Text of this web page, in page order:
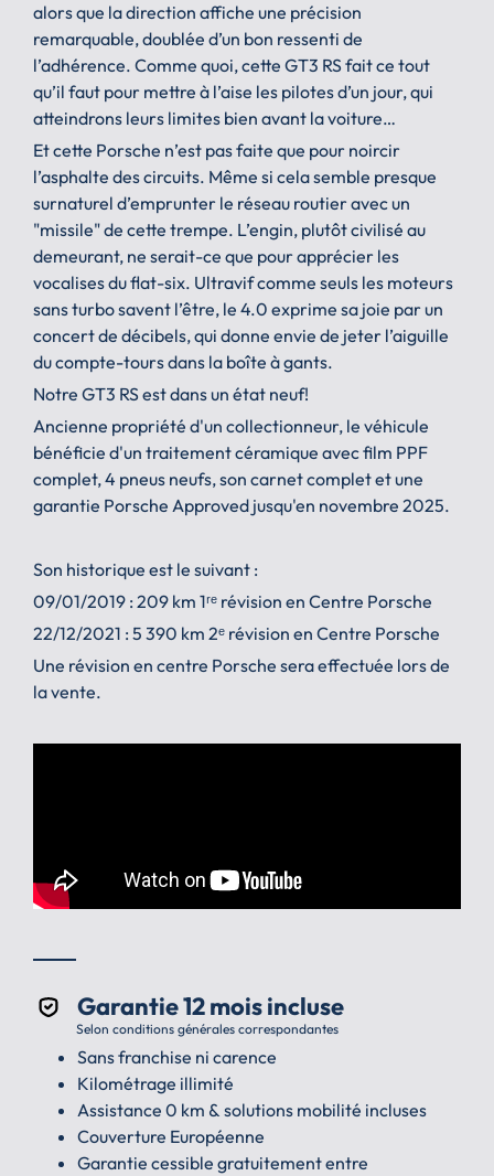
alors que la direction affiche une précision
remarquable, doublée d’un bon ressenti de
l’adhérence. Comme quoi, cette GT3 RS fait ce tout
qu’il faut pour mettre à l’aise les pilotes d’un jour, qui
atteindrons leurs limites bien avant la voiture…
Et cette Porsche n’est pas faite que pour noircir
l’asphalte des circuits. Même si cela semble presque
surnaturel d’emprunter le réseau routier avec un
"missile" de cette trempe. L’engin, plutôt civilisé au
demeurant, ne serait-ce que pour apprécier les
vocalises du flat-six. Ultravif comme seuls les moteurs
sans turbo savent l’être, le 4.0 exprime sa joie par un
concert de décibels, qui donne envie de jeter l’aiguille
du compte-tours dans la boîte à gants.
Notre GT3 RS est dans un état neuf!
Ancienne propriété d'un collectionneur, le véhicule
bénéficie d'un traitement céramique avec film PPF
complet, 4 pneus neufs, son carnet complet et une
garantie Porsche Approved jusqu'en novembre 2025.
Son historique est le suivant :
09/01/2019 : 209 km 1ʳᵉ révision en Centre Porsche
22/12/2021 : 5 390 km 2ᵉ révision en Centre Porsche
Une révision en centre Porsche sera effectuée lors de
la vente.
Garantie 12 mois incluse
Selon conditions générales correspondantes
Sans franchise ni carence
Kilométrage illimité
Assistance 0 km & solutions mobilité incluses
Couverture Européenne
Garantie cessible gratuitement entre